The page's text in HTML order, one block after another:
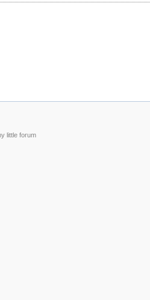
little forum